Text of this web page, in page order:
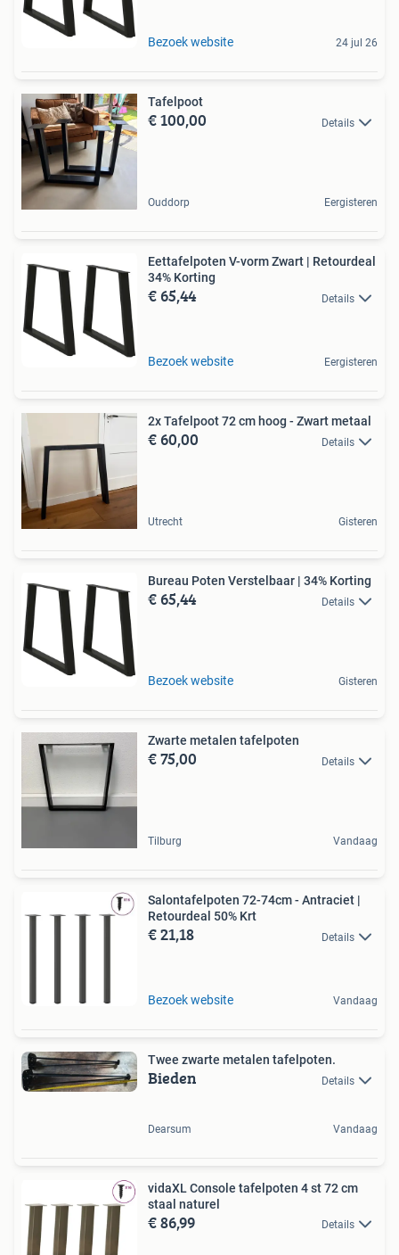
Bezoek website 24 jul 26
Tafelpoot
€ 100,00 Details
Ouddorp Eergisteren
Eettafelpoten V-vorm Zwart | Retourdeal
34% Korting
€ 65,44 Details
Bezoek website Eergisteren
2x Tafelpoot 72 cm hoog - Zwart metaal
€ 60,00 Details
Utrecht Gisteren
Bureau Poten Verstelbaar | 34% Korting
€ 65,44 Details
Bezoek website Gisteren
Zwarte metalen tafelpoten
€ 75,00 Details
Tilburg Vandaag
Salontafelpoten 72-74cm - Antraciet |
Retourdeal 50% Krt
€ 21,18 Details
Bezoek website Vandaag
Twee zwarte metalen tafelpoten.
Bieden Details
Dearsum Vandaag
vidaXL Console tafelpoten 4 st 72 cm
staal naturel
€ 86,99 Details